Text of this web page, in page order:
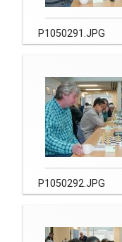
P1050291.JPG
P1050292.JPG